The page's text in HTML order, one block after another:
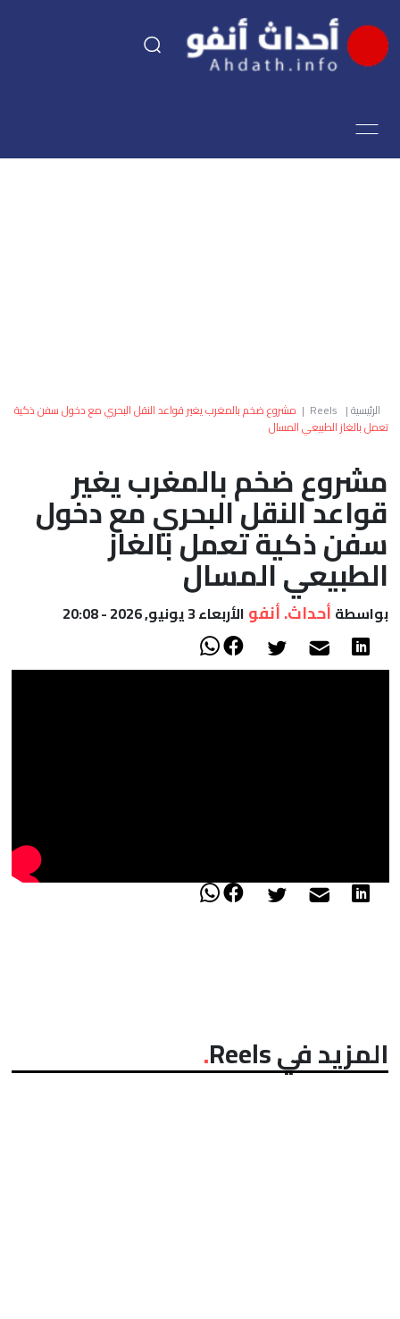
اقتصاد
العالم
الصحراء
الرئيسية|
Reels
| مشروع ضخم بالمغرب يغير قواعد النقل البحري مع دخول سفن ذكية
تعمل بالغاز الطبيعي المسال
مشروع ضخم بالمغرب يغير
قواعد النقل البحري مع دخول
سفن ذكية تعمل بالغاز
الطبيعي المسال
بواسطة أحداث. أنفو الأربعاء 3 يونيو, 2026 - 20:08
المزيد في Reels